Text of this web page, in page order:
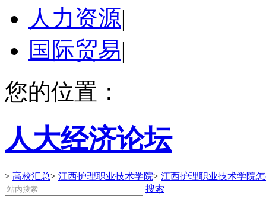
人力资源|
国际贸易|
您的位置：
人大经济论坛
> 高校汇总> 江西护理职业技术学院> 江西护理职业技术学院
搜索